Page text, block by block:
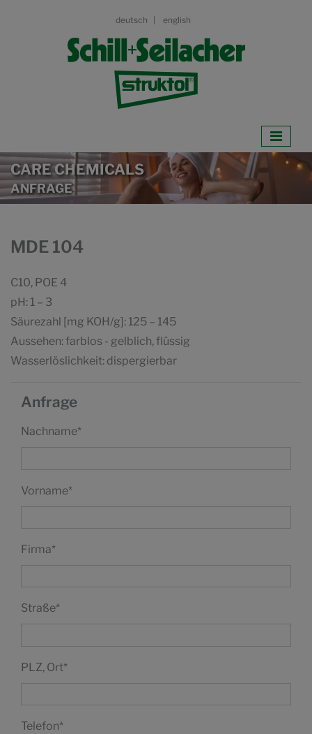
deutsch english
CARE CHEMICALS
ANFRAGE
MDE 104
C10, POE 4
pH: 1 – 3
Säurezahl [mg KOH/g]: 125 – 145
Aussehen: farblos - gelblich, flüssig
Wasserlöslichkeit: dispergierbar
Anfrage
Nachname*
Vorname*
Firma*
Straße*
PLZ, Ort*
Telefon*